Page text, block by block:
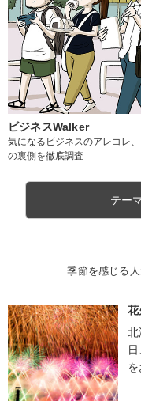
ビジネスWalker
気になるビジネスのアレコレ、
の裏側を徹底調査
テー
季節を感じる
花
北
を